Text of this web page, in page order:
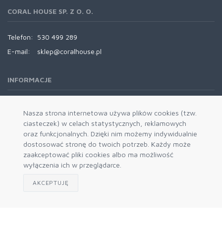
Nasza strona internetowa używa plików cookies (tzw.
ciasteczek) w celach statystycznych, reklamowych
oraz funkcjonalnych. Dzięki nim możemy indywidualnie
dostosować stronę do twoich potrzeb. Każdy może
zaakceptować pliki cookies albo ma możliwość
wyłączenia ich w przeglądarce.
AKCEPTUJĘ
CORAL HOUSE SP. Z O. O.
Telefon:
530 499 289
E-mail:
sklep@coralhouse.pl
INFORMACJE